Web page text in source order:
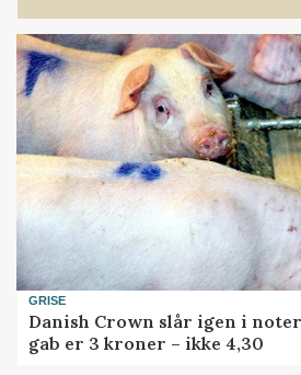
GRISE
Danish Crown slår igen i
gab er 3 kroner – ikke 4,30